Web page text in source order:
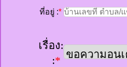
ที่อยู่ :*
เรื่อง:
:*